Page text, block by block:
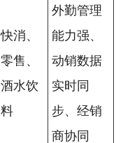
快消、
零售、
酒水饮
料
外勤管理
能力强、
动销数据
实时同
步、经销
商协同